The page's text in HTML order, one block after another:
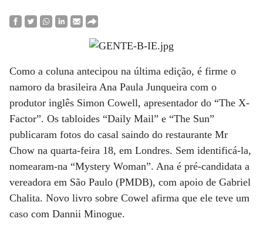
Como a coluna antecipou na última edição, é firme o
namoro da brasileira Ana Paula Junqueira com o
produtor inglês Simon Cowell, apresentador do “The X-
Factor”. Os tabloides “Daily Mail” e “The Sun”
publicaram fotos do casal saindo do restaurante Mr
Chow na quarta-feira 18, em Londres. Sem identificá-la,
nomearam-na “Mystery Woman”. Ana é pré-candidata a
vereadora em São Paulo (PMDB), com apoio de Gabriel
Chalita. Novo livro sobre Cowel afirma que ele teve um
caso com Dannii Minogue.